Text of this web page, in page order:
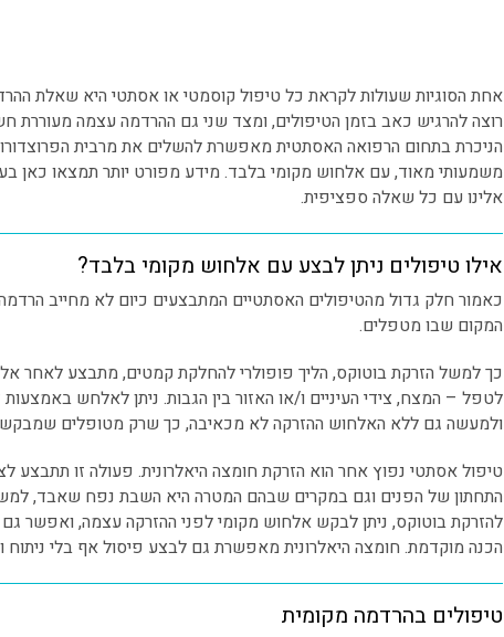
אחת הסוגיות שעולות לקראת כל טיפול קוסמטי או אסתטי היא שאלת
רוצה להרגיש כאב בזמן הטיפולים, ומצד שני גם ההרדמה עצמה
הניכרת בתחום הרפואה האסתטית מאפשרת להשלים את מרבית
משמעותי מאוד, עם אלחוש מקומי בלבד. מידע מפורט יותר תמצאו כאן
אלינו עם כל שאלה ספציפית.
אילו טיפולים ניתן לבצע עם אלחוש מקומי בלבד?
כאמור חלק גדול מהטיפולים האסתטיים המתבצעים כיום לא מחייב
המקום שבו מטפלים.
כך למשל הזרקת בוטוקס, הליך פופולרי להחלקת קמטים, מתבצע לאחר
לטפל – המצח, צידי העיניים ו/או האזור בין הגבות. ניתן לאלחש באמצעות
ולמעשה גם ללא האלחוש ההזרקה לא מכאיבה, כך שרק מטופלים
טיפול אסתטי נפוץ אחר הוא הזרקת חומצה היאלרונית. פעולה זו תתבצע
התחתון של הפנים וגם במקרים שבהם המטרה היא השבת נפח שאבד,
להזרקת בוטוקס, ניתן לבקש אלחוש מקומי לפני ההזרקה עצמה, ואפשר
הכנה מוקדמת. חומצה היאלרונית מאפשרת גם לבצע פיסול אף בלי ניתוח
טיפולים בהרדמה מקומית